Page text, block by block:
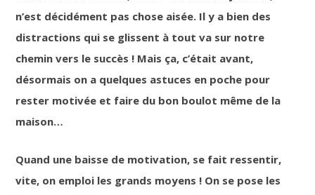
n’est décidément pas chose aisée. Il y a bien des
distractions qui se glissent à tout va sur notre
chemin vers le succès ! Mais ça, c’était avant,
désormais on a quelques astuces en poche pour
rester motivée et faire du bon boulot même de la
maison…
Quand une baisse de motivation, se fait ressentir,
vite, on emploi les grands moyens ! On se pose les